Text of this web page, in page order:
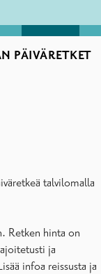
PÄIVÄRETKET
talvilomalla
Retken hinta on
ja
infoa reissusta ja